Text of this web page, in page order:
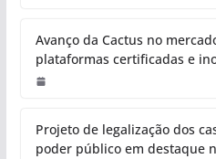
Avanço da Cactus no
plataformas certificadas e
Projeto de legalização dos
poder público em destaque